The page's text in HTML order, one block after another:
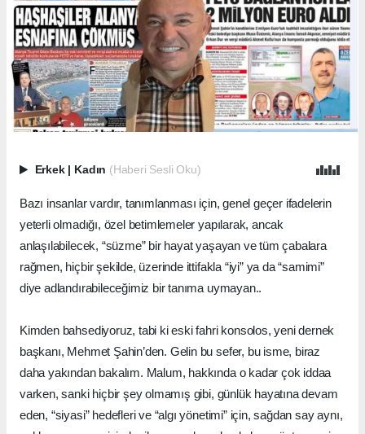
Erkek Kadın (Haberi Sesli Oku)
Bazı insanlar vardır, tanımlanması için, genel geçer ifadelerin
yeterli olmadığı, özel betimlemeler yapılarak, ancak
anlaşılabilecek, “süzme” bir hayat yaşayan ve tüm çabalara
rağmen, hiçbir şekilde, üzerinde ittifakla “iyi” ya da “samimi”
diye adlandırabileceğimiz bir tanıma uymayan..
Kimden bahsediyoruz, tabi ki eski fahri konsolos, yeni dernek
başkanı, Mehmet Şahin’den. Gelin bu sefer, bu isme, biraz
daha yakından bakalım. Malum, hakkında o kadar çok iddaa
varken, sanki hiçbir şey olmamış gibi, günlük hayatına devam
eden, “siyasi” hedefleri ve “algı yönetimi” için, sağdan say aynı,